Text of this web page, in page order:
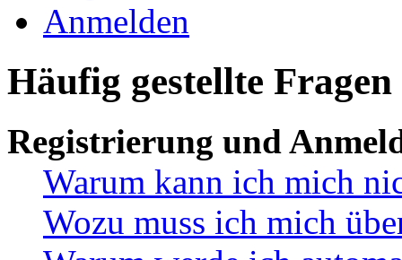
Anmelden
Häufig gestellte Fragen
Registrierung und
Warum kann ich mich
Wozu muss ich mich